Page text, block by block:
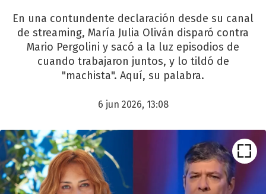
En una contundente declaración desde su canal
de streaming, María Julia Oliván disparó contra
Mario Pergolini y sacó a la luz episodios de
cuando trabajaron juntos, y lo tildó de
"machista". Aquí, su palabra.
6 jun 2026, 13:08